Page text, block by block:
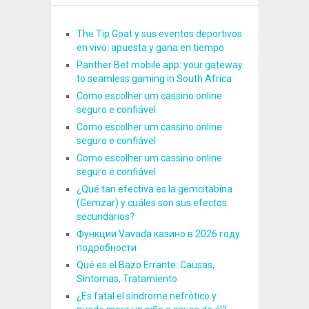
The Tip Goat y sus eventos deportivos
en vivo: apuesta y gana en tiempo
Panther Bet mobile app: your gateway
to seamless gaming in South Africa
Como escolher um cassino online
seguro e confiável
Como escolher um cassino online
seguro e confiável
Como escolher um cassino online
seguro e confiável
¿Qué tan efectiva es la gemcitabina
(Gemzar) y cuáles son sus efectos
secundarios?
Функции Vavada казино в 2026 году
подробности
Qué es el Bazo Errante: Causas,
Síntomas, Tratamiento
¿Es fatal el síndrome nefrótico y